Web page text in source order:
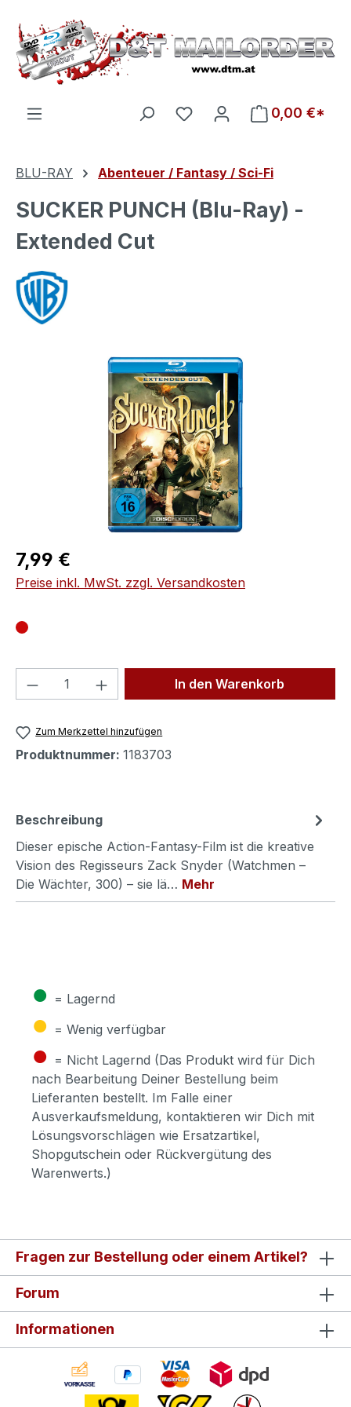
Zum Hauptinhalt springen
Du hast 0 Produkte auf
0,00 €*
BLU-RAY Abenteuer / Fantasy / Sci-Fi
SUCKER PUNCH (Blu-Ray) -
Extended Cut
Bildergalerie überspringen
Regulärer Preis:
7,99 €
Preise inkl. MwSt. zzgl. Versandkosten
Produkt Anzahl: Gib denIn den Warenkorb
Zum Merkzettel hinzufügen
Produktnummer: 1183703
Beschreibung
Dieser epische Action-Fantasy-Film ist die kreative
Vision des Regisseurs Zack Snyder (Watchmen –
Die Wächter, 300) – sie lä… Mehr
● = Lagernd
● = Wenig verfügbar
● = Nicht Lagernd (Das Produkt wird für Dich
nach Bearbeitung Deiner Bestellung beim
Lieferanten bestellt. Im Falle einer
Ausverkaufsmeldung, kontaktieren wir Dich mit
Lösungsvorschlägen wie Ersatzartikel,
Shopgutschein oder Rückvergütung des
Warenwerts.)
Fragen zur Bestellung oder einem Artikel?
Forum
Informationen